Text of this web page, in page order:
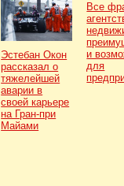
Эстебан Окон
рассказал о
тяжелейшей
аварии в
своей карьере
на Гран-при
Майами
Все
и
для